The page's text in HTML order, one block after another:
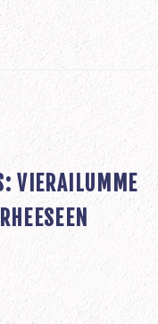
VIERAILUMME